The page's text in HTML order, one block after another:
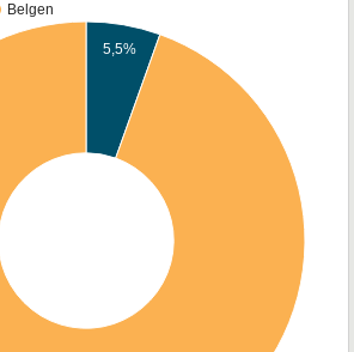
Belgen
5,5%